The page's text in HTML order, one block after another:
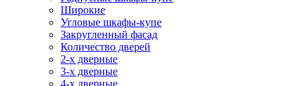
Широкие
Угловые шкафы-купе
Закругленный фасад
Количество дверей
2-х дверные
3-х дверные
4-х дверные